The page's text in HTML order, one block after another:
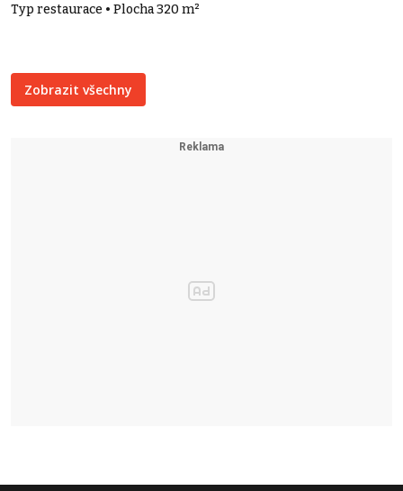
Typ restaurace • Plocha 320 m²
Zobrazit všechny